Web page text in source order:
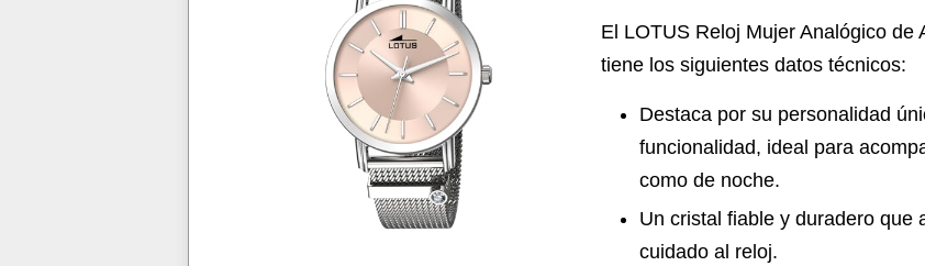
El LOTUS Reloj Mujer Analógico de
tiene los siguientes datos técnicos:
Destaca por su personalidad
funcionalidad, ideal para
como de noche.
Un cristal fiable y duradero que
cuidado al reloj.